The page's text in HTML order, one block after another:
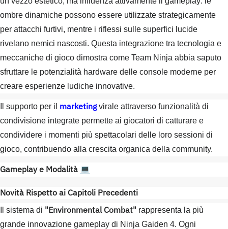
ombre dinamiche possono essere utilizzate strategicamente
per attacchi furtivi, mentre i riflessi sulle superfici lucide
rivelano nemici nascosti. Questa integrazione tra tecnologia e
meccaniche di gioco dimostra come Team Ninja abbia saputo
sfruttare le potenzialità hardware delle console moderne per
creare esperienze ludiche innovative.
Il supporto per il marketingvirale attraverso funzionalità di
condivisione integrate permette ai giocatori di catturare e
condividere i momenti più spettacolari delle loro sessioni di
gioco, contribuendo alla crescita organica della community.
Gameplay e Modalità 💻
Novità Rispetto ai Capitoli Precedenti
Il sistema di "Environmental Combat" rappresenta la più
grande innovazione gameplay di Ninja Gaiden 4. Ogni